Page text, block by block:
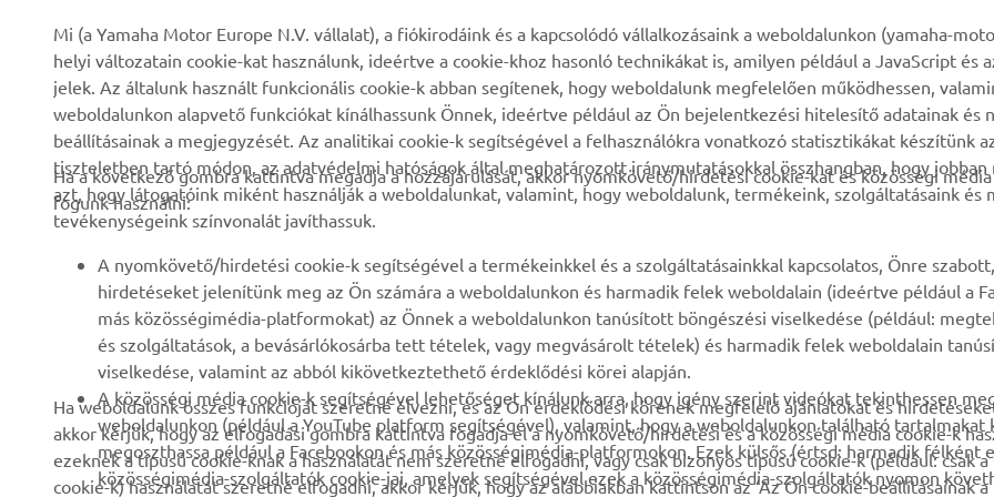
Rólunk
Hírek és Promóciók
Sajtó
Munka a Yamahánál
Legyen kereskedő
Emberi jogi szabályzat
Fenntarthatósági
alapirányelv
Bejelentés elküldése
eBike rendszerek
Hatóságok
Gyors beavatkozók
Motoros iskola
Robotics
Partnerségek
Műszaki információk
független szervizeknek
Yamalube Safety Data
Sheets
Yamaha Music
Yamaha Racing
Yamaha Motor Global
Alkatrész katalógus
Karbantartásra vonatkozó
foglalás
Márkakereskedő kereső
Akkumulátorok
kezeléséről
Mi (a Yamaha Motor Europe N.V. vállalat), a fiókirodáink és a kapcsolódó vállalkozásaink a weboldalunkon (yamaha-
helyi változatain cookie-kat használunk, ideértve a cookie-khoz hasonló technikákat is, amilyen például a JavaScript és
jelek. Az általunk használt funkcionális cookie-k abban segítenek, hogy weboldalunk megfelelően működhessen,
weboldalunkon alapvető funkciókat kínálhassunk Önnek, ideértve például az Ön bejelentkezési hitelesítő adatainak és
beállításainak a megjegyzését. Az analitikai cookie-k segítségével a felhasználókra vonatkozó statisztikákat készítünk
tiszteletben tartó módon, az adatvédelmi hatóságok által meghatározott iránymutatásokkal összhangban, hogy jobban
azt, hogy látogatóink miként használják a weboldalunkat, valamint, hogy weboldalunk, termékeink, szolgáltatásaink és
tevékenységeink színvonalát javíthassuk.
Ha a következő gombra kattintva megadja a hozzájárulását, akkor nyomkövető/hirdetési cookie-kat és közösségi
fogunk használni:
A nyomkövető/hirdetési cookie-k segítségével a termékeinkkel és a szolgáltatásainkkal kapcsolatos, Önre
hirdetéseket jelenítünk meg az Ön számára a weboldalunkon és harmadik felek weboldalain (ideértve például a
más közösségimédia-platformokat) az Önnek a weboldalunkon tanúsított böngészési viselkedése (például:
és szolgáltatások, a bevásárlókosárba tett tételek, vagy megvásárolt tételek) és harmadik felek weboldalain
viselkedése, valamint az abból kikövetkeztethető érdeklődési körei alapján.
A közösségi média cookie-k segítségével lehetőséget kínálunk arra, hogy igény szerint videókat tekinthessen
weboldalunkon (például a YouTube platform segítségével), valamint, hogy a weboldalunkon található tartalmakat
megoszthassa például a Facebookon és más közösségimédia-platformokon. Ezek külsős (értsd: harmadik félként
közösségimédia-szolgáltatók cookie-jai, amelyek segítségével ezek a közösségimédia-szolgáltatók nyomon
Ha weboldalunk összes funkcióját szeretné élvezni, és az Ön érdeklődési körének megfelelő ajánlatokat és
akkor kérjük, hogy az elfogadási gombra kattintva fogadja el a nyomkövető/hirdetési és a közösségi média cookie-k
ezeknek a típusú cookie-knak a használatát nem szeretné elfogadni, vagy csak bizonyos típusú cookie-k (például: csak
cookie-k) használatát szeretné elfogadni, akkor kérjük, hogy az alábbiakban kattintson az ‘Az Ön cookie-beállításainak a